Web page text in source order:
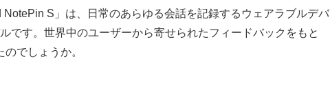
S」は、日常のあらゆる会話を記録するウェアラブルデバ
です。世界中のユーザーから寄せられたフィードバックをもと
でしょうか。